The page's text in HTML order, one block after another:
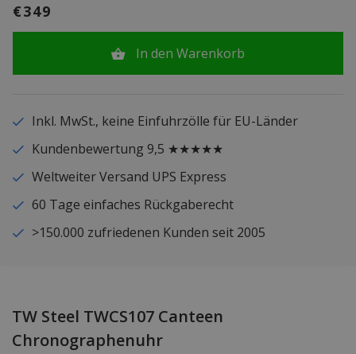
€349
In den Warenkorb
Inkl. MwSt., keine Einfuhrzölle für EU-Länder
Kundenbewertung 9,5 ★★★★★
Weltweiter Versand UPS Express
60 Tage einfaches Rückgaberecht
>150.000 zufriedenen Kunden seit 2005
TW Steel TWCS107 Canteen
Chronographenuhr